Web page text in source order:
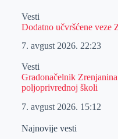
Vesti
Dodatno učvršćene veze
7. avgust 2026. 22:23
Vesti
Gradonačelnik
poljoprivrednoj školi
7. avgust 2026. 15:12
Najnovije vesti